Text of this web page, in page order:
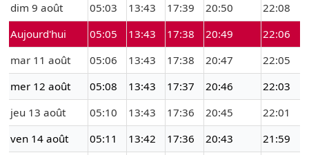
dim 9 août
05:03 13:43 17:39 20:50
22:08
Aujourd'hui
05:05 13:43 17:38 20:49
22:06
mar 11 août
05:06 13:43 17:38 20:47
22:05
mer 12 août
05:08 13:43 17:37 20:46
22:03
jeu 13 août
05:10 13:43 17:36 20:45
22:01
ven 14 août
05:11 13:42 17:36 20:43
21:59